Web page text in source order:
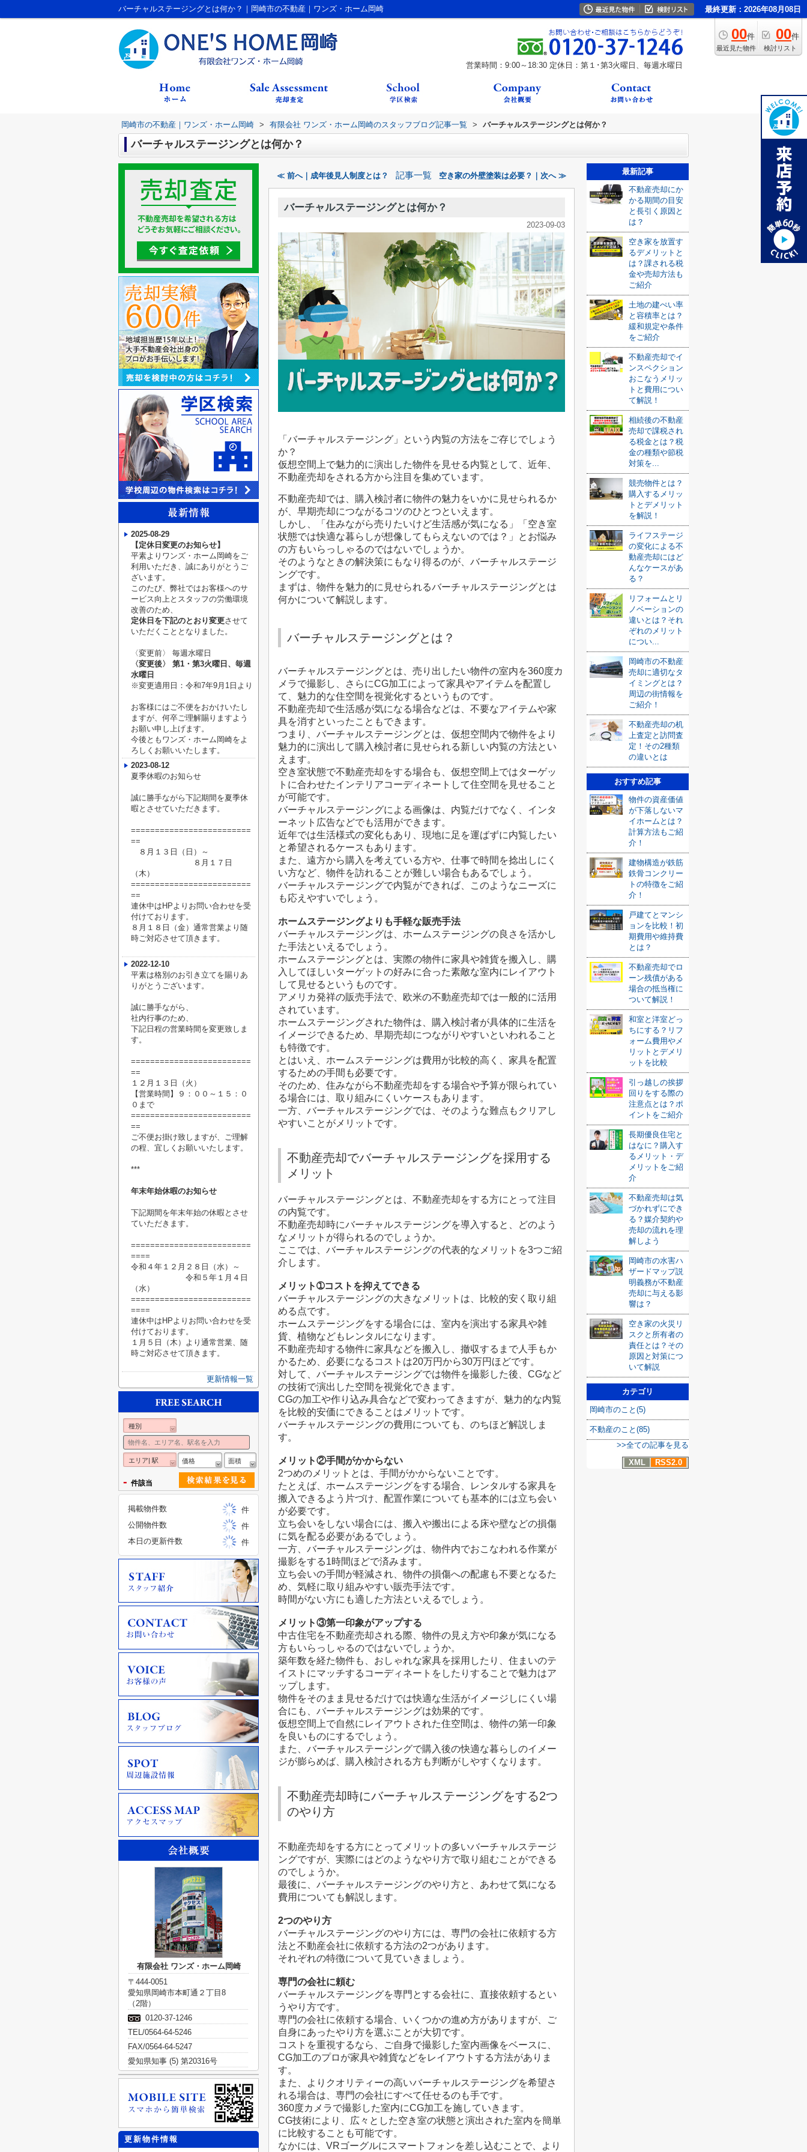
バーチャルステージングとは何か？｜岡崎市の不動産｜ワンズ・ホーム岡崎 最終更新：2026年08月08日
00件
最近見た物件
00件
検討リスト
営業時間：9:00～18:30 定休日：第１･第3火曜日、毎週水曜日
岡崎市の不動産｜ワンズ・ホーム岡崎 > 有限会社 ワンズ・ホーム岡崎のスタッフブログ記事一覧 > バーチャルステージングとは何か？
バーチャルステージングとは何か？
≪ 前へ｜成年後見人制度とは？ 記事一覧 空き家の外壁塗装は必要？｜次へ ≫
バーチャルステージングとは何か？
2023-09-03
「バーチャルステージング」という内覧の方法をご存じでしょう
か？
仮想空間上で魅力的に演出した物件を見せる内覧として、近年、
不動産売却をされる方から注目を集めています。
不動産売却では、購入検討者に物件の魅力をいかに見せられるか
が、早期売却につながるコツのひとつといえます。
しかし、「住みながら売りたいけど生活感が気になる」「空き室
状態では快適な暮らしが想像してもらえないのでは？」とお悩み
の方もいらっしゃるのではないでしょうか。
そのようなときの解決策にもなり得るのが、バーチャルステージ
ングです。
まずは、物件を魅力的に見せられるバーチャルステージングとは
何かについて解説します。
バーチャルステージングとは？
バーチャルステージングとは、売り出したい物件の室内を360度カ
メラで撮影し、さらにCG加工によって家具やアイテムを配置し
て、魅力的な住空間を視覚化するというものです。
不動産売却で生活感が気になる場合などは、不要なアイテムや家
具を消すといったこともできます。
つまり、バーチャルステージングとは、仮想空間内で物件をより
魅力的に演出して購入検討者に見せられる新しい内覧の方法とい
えます。
空き室状態で不動産売却をする場合も、仮想空間上ではターゲッ
トに合わせたインテリアコーディネートして住空間を見せること
が可能です。
バーチャルステージングによる画像は、内覧だけでなく、インタ
ーネット広告などでも活用ができます。
近年では生活様式の変化もあり、現地に足を運ばずに内覧したい
と希望されるケースもあります。
また、遠方から購入を考えている方や、仕事で時間を捻出しにく
い方など、物件を訪れることが難しい場合もあるでしょう。
バーチャルステージングで内覧ができれば、このようなニーズに
も応えやすいでしょう。
ホームステージングよりも手軽な販売手法
バーチャルステージングは、ホームステージングの良さを活かし
た手法といえるでしょう。
ホームステージングとは、実際の物件に家具や雑貨を搬入し、購
入してほしいターゲットの好みに合った素敵な室内にレイアウト
して見せるというものです。
アメリカ発祥の販売手法で、欧米の不動産売却では一般的に活用
されています。
ホームステージングされた物件は、購入検討者が具体的に生活を
イメージできるため、早期売却につながりやすいといわれること
も特徴です。
とはいえ、ホームステージングは費用が比較的高く、家具を配置
するための手間も必要です。
そのため、住みながら不動産売却をする場合や予算が限られてい
る場合には、取り組みにくいケースもあります。
一方、バーチャルステージングでは、そのような難点もクリアし
やすいことがメリットです。
不動産売却でバーチャルステージングを採用する
メリット
バーチャルステージングとは、不動産売却をする方にとって注目
の内覧です。
不動産売却時にバーチャルステージングを導入すると、どのよう
なメリットが得られるのでしょうか。
ここでは、バーチャルステージングの代表的なメリットを3つご紹
介します。
メリット➀コストを抑えてできる
バーチャルステージングの大きなメリットは、比較的安く取り組
める点です。
ホームステージングをする場合には、室内を演出する家具や雑
貨、植物などもレンタルになります。
不動産売却する物件に家具などを搬入し、撤収するまで人手もか
かるため、必要になるコストは20万円から30万円ほどです。
対して、バーチャルステージングでは物件を撮影した後、CGなど
の技術で演出した空間を視覚化できます。
CGの加工や作り込み具合などで変わってきますが、魅力的な内覧
を比較的安価にできることはメリットです。
バーチャルステージングの費用についても、のちほど解説しま
す。
メリット②手間がかからない
2つめのメリットとは、手間がかからないことです。
たとえば、ホームステージングをする場合、レンタルする家具を
搬入できるよう片づけ、配置作業についても基本的には立ち会い
が必要です。
立ち会いをしない場合には、搬入や搬出による床や壁などの損傷
に気を配る必要があるでしょう。
一方、バーチャルステージングは、物件内でおこなわれる作業が
撮影をする1時間ほどで済みます。
立ち会いの手間が軽減され、物件の損傷への配慮も不要となるた
め、気軽に取り組みやすい販売手法です。
時間がない方にも適した方法といえるでしょう。
メリット③第一印象がアップする
中古住宅を不動産売却される際、物件の見え方や印象が気になる
方もいらっしゃるのではないでしょうか。
築年数を経た物件も、おしゃれな家具を採用したり、住まいのテ
イストにマッチするコーディネートをしたりすることで魅力はア
ップします。
物件をそのまま見せるだけでは快適な生活がイメージしにくい場
合にも、バーチャルステージングは効果的です。
仮想空間上で自然にレイアウトされた住空間は、物件の第一印象
を良いものにするでしょう。
また、バーチャルステージングで購入後の快適な暮らしのイメー
ジが膨らめば、購入検討される方も判断がしやすくなります。
不動産売却時にバーチャルステージングをする2つ
のやり方
不動産売却をする方にとってメリットの多いバーチャルステージ
ングですが、実際にはどのようなやり方で取り組むことができる
のでしょうか。
最後に、バーチャルステージングのやり方と、あわせて気になる
費用についても解説します。
2つのやり方
バーチャルステージングのやり方には、専門の会社に依頼する方
法と不動産会社に依頼する方法の2つがあります。
それぞれの特徴について見ていきましょう。
専門の会社に頼む
バーチャルステージングを専門とする会社に、直接依頼するとい
うやり方です。
専門の会社に依頼する場合、いくつかの進め方がありますが、ご
自身にあったやり方を選ぶことが大切です。
コストを重視するなら、ご自身で撮影した室内画像をベースに、
CG加工のプロが家具や雑貨などをレイアウトする方法がありま
す。
また、よりクオリティーの高いバーチャルステージングを希望さ
れる場合は、専門の会社にすべて任せるのも手です。
360度カメラで撮影した室内にCG加工を施していきます。
CG技術により、広々とした空き室の状態と演出された室内を簡単
に比較することも可能です。
なかには、VRゴーグルにスマートフォンを差し込むことで、より
最新記事
不動産売却にか
かる期間の目安
と長引く原因と
は？
空き家を放置す
るデメリットと
は？課される税
金や売却方法も
ご紹介
土地の建ぺい率
と容積率とは？
緩和規定や条件
をご紹介
不動産売却でイ
ンスペクション
おこなうメリッ
トと費用につい
て解説！
相続後の不動産
売却で課税され
る税金とは？税
金の種類や節税
対策を...
競売物件とは？
購入するメリッ
トとデメリット
を解説！
ライフステージ
の変化による不
動産売却にはど
んなケースがあ
る？
リフォームとリ
ノベーションの
違いとは？それ
ぞれのメリット
につい...
岡崎市の不動産
売却に適切なタ
イミングとは？
周辺の街情報を
ご紹介！
不動産売却の机
上査定と訪問査
定！その2種類
の違いとは
おすすめ記事
物件の資産価値
が下落しないマ
イホームとは？
計算方法もご紹
介！
建物構造が鉄筋
鉄骨コンクリー
トの特徴をご紹
介！
戸建てとマンシ
ョンを比較！初
期費用や維持費
とは？
不動産売却でロ
ーン残債がある
場合の抵当権に
ついて解説！
和室と洋室どっ
ちにする？リフ
ォーム費用やメ
リットとデメリ
ットを比較
引っ越しの挨拶
回りをする際の
注意点とは？ポ
イントをご紹介
長期優良住宅と
はなに？購入す
るメリット・デ
メリットをご紹
介
不動産売却は気
づかれずにでき
る？媒介契約や
売却の流れを理
解しよう
岡崎市の水害ハ
ザードマップ説
明義務が不動産
売却に与える影
響は？
空き家の火災リ
スクと所有者の
責任とは？その
原因と対策につ
いて解説
カテゴリ
岡崎市のこと(5)
不動産のこと(85)
>>全ての記事を見る
XML
RSS2.0
2025-08-29
【定休日変更のお知らせ】
平素よりワンズ・ホーム岡崎をご
利用いただき、誠にありがとうご
ざいます。
このたび、弊社ではお客様へのサ
ービス向上とスタッフの労働環境
改善のため、
定休日を下記のとおり変更させて
いただくこととなりました。
〈変更前〉
毎週水曜日
〈変更後〉
第1・第3火曜日、毎週
水曜日
※変更適用日：令和7年9月1日より
お客様にはご不便をおかけいたし
ますが、何卒ご理解賜りますよう
お願い申し上げます。
今後ともワンズ・ホーム岡崎をよ
ろしくお願いいたします。
2023-08-12
夏季休暇のお知らせ
誠に勝手ながら下記期間を夏季休
暇 とさせていただきます。
=========================
==
８月１３日（日）～
８月１７日
（木）
=========================
==
連休中はHPよりお問い合わせを受
付けております。
８月１８日（金）通常営業より随
時ご対応させて頂きます。
2022-12-10
平素は格別のお引き立てを賜りあ
りがとうございます。
誠に勝手ながら、
社内行事のため、
下記日程の営業時間を変更致しま
す。
=========================
==
１２月１３日（火）
【営業時間】
９：００～１５：０
０まで
=========================
==
ご不便お掛け致しますが、ご理解
の程、宜しくお願いいたします。
***
年末年始休暇のお知らせ
下記期間を年末年始の休暇 とさせ
ていただきます。
=========================
====
令和４年１２月２８日（水）～
令和５年１月４日
（水）
=========================
====
連休中はHPよりお問い合わせを受
付けております。
１月５日（木）より通常営業、随
時ご対応させて頂きます。
更新情報一覧
種別
エリア| 駅 価格 面積
- 件該当
掲載物件数
件
公開物件数
件
本日の更新件数
件
有限会社 ワンズ・ホーム岡崎
〒444-0051
愛知県岡崎市本町通２丁目8
（2階）
0120-37-1246
TEL/0564-64-5246
FAX/0564-64-5247
愛知県知事 (5) 第20316号
更新物件情報